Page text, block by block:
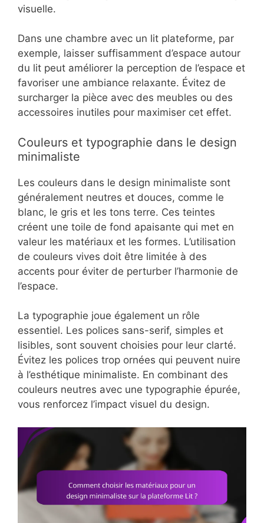
visuelle.
Dans une chambre avec un lit plateforme, par
exemple, laisser suffisamment d’espace autour
du lit peut améliorer la perception de l’espace et
favoriser une ambiance relaxante. Évitez de
surcharger la pièce avec des meubles ou des
accessoires inutiles pour maximiser cet effet.
Couleurs et typographie dans le design
minimaliste
Les couleurs dans le design minimaliste sont
généralement neutres et douces, comme le
blanc, le gris et les tons terre. Ces teintes
créent une toile de fond apaisante qui met en
valeur les matériaux et les formes. L’utilisation
de couleurs vives doit être limitée à des
accents pour éviter de perturber l’harmonie de
l’espace.
La typographie joue également un rôle
essentiel. Les polices sans-serif, simples et
lisibles, sont souvent choisies pour leur clarté.
Évitez les polices trop ornées qui peuvent nuire
à l’esthétique minimaliste. En combinant des
couleurs neutres avec une typographie épurée,
vous renforcez l’impact visuel du design.